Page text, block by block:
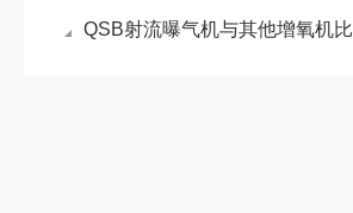
QSB射流曝气机与其他增氧机比哪个好？